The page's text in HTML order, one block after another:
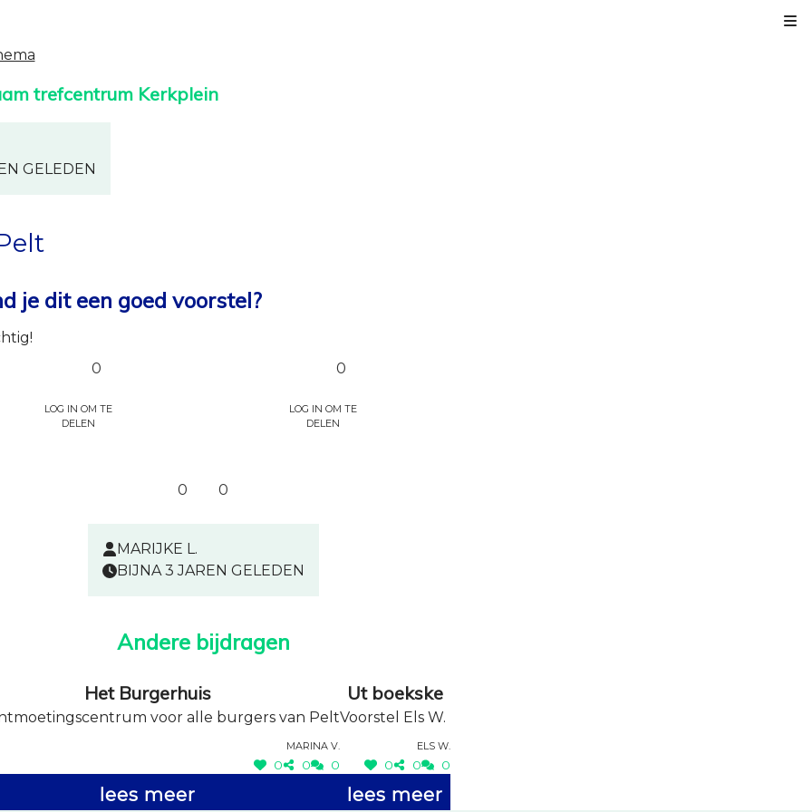
trefcentrum Kerkplein
GELEDEN
je dit een goed voorstel?
0
Log in om te
delen
0
Log in om te
delen
0 0
MARIJKE L.
BIJNA 3 JAREN GELEDEN
Andere bijdragen
Het Burgerhuis
voor alle burgers van Pelt
Marina V.
0 0 0
lees meer
Ut boekske
Voorstel Els W.
Els W.
0 0 0
lees meer